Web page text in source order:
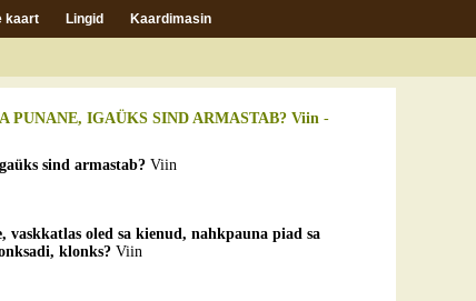
kaart Lingid Kaardimasin
PUNANE, IGAÜKS SIND ARMASTAB? Viin -
sind armastab? Viin
vaskkatlas oled sa kienud, nahkpauna piad sa
klonks? Viin